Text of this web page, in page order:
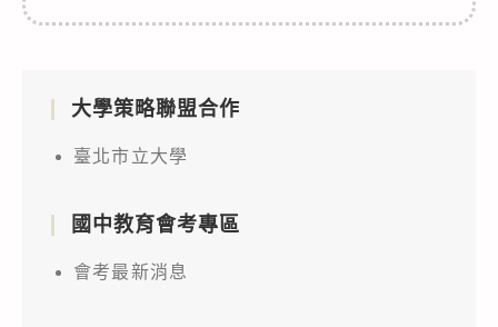
大學策略聯盟合作
臺北市立大學
國中教育會考專區
會考最新消息